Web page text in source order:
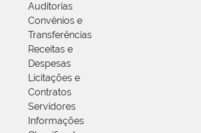
Auditorias
Convênios e
Transferências
Receitas e
Despesas
Licitações e
Contratos
Servidores
Informações